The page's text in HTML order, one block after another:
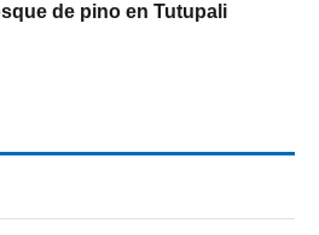
de pino en Tutupali